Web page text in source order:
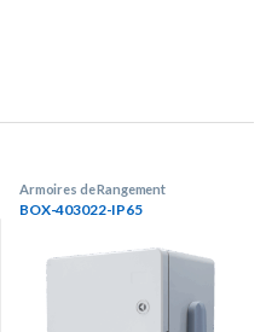
Armoires de Rangement
BOX-403022-IP65